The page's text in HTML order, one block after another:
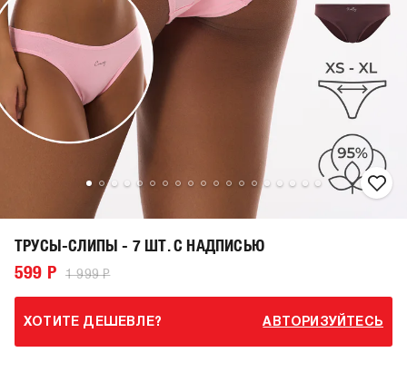
ТРУСЫ-СЛИПЫ - 7 ШТ. С НАДПИСЬЮ
599 Р 1 999 Р
ХОТИТЕ ДЕШЕВЛЕ? АВТОРИЗУЙТЕСЬ